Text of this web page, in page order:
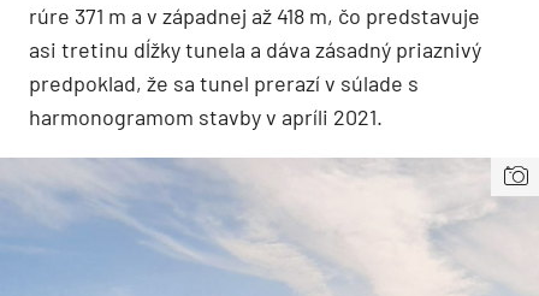
rúre 371 m a v západnej až 418 m, čo predstavuje
asi tretinu dĺžky tunela a dáva zásadný priaznivý
predpoklad, že sa tunel prerazí v súlade s
harmonogramom stavby v apríli 2021.